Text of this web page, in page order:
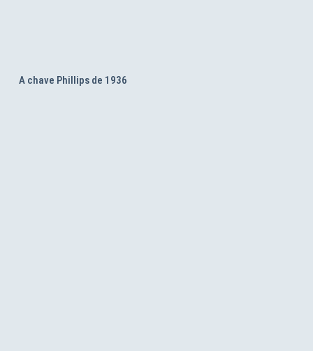
A chave Phillips de 1936